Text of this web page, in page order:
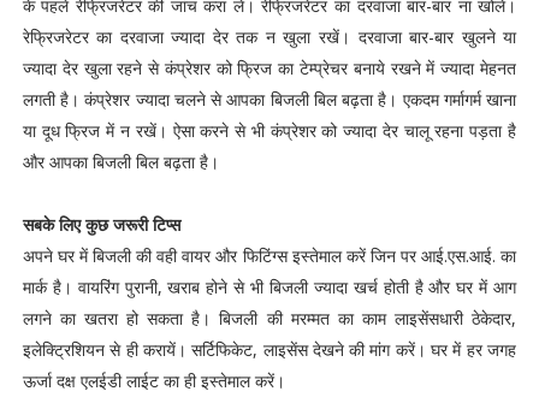
के पहले रेफ्रिजरेटर की जांच करा लें। रेफ्रिजरेटर का दरवाजा बार-बार ना खोलें।
रेफ्रिजरेटर का दरवाजा ज्यादा देर तक न खुला रखें। दरवाजा बार-बार खुलने या
ज्यादा देर खुला रहने से कंप्रेशर को फ्रिज का टेम्प्रेचर बनाये रखने में ज्यादा मेहनत
लगती है। कंप्रेशर ज्यादा चलने से आपका बिजली बिल बढ़ता है। एकदम गर्मागर्म खाना
या दूध फ्रिज में न रखें। ऐसा करने से भी कंप्रेशर को ज्यादा देर चालू रहना पड़ता है
और आपका बिजली बिल बढ़ता है।
सबके लिए कुछ जरूरी टिप्स
अपने घर में बिजली की वही वायर और फिटिंग्स इस्तेमाल करें जिन पर आई.एस.आई. का
मार्क है। वायरिंग पुरानी, खराब होने से भी बिजली ज्यादा खर्च होती है और घर में आग
लगने का खतरा हो सकता है। बिजली की मरम्मत का काम लाइसेंसधारी ठेकेदार,
इलेक्ट्रिशियन से ही करायें। सर्टिफिकेट, लाइसेंस देखने की मांग करें। घर में हर जगह
ऊर्जा दक्ष एलईडी लाईट का ही इस्तेमाल करें।